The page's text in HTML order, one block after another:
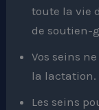
toute la vie
de soutien-
Vos seins
la lactation.
Les seins